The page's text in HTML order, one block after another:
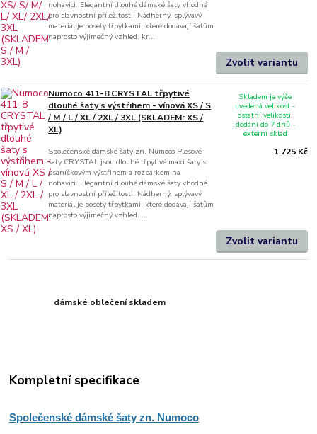
nohavici. Elegantní dlouhé dámské šaty vhodné
pro slavnostní příležitosti. Nádherný, splývavý
materiál je posetý třpytkami, které dodávají šatům
naprosto výjimečný vzhled. kr...
Zvolit variantu
Numoco 411-8 CRYSTAL třpytivé
dlouhé šaty s výstřihem - vínová XS / S
/ M / L / XL / 2XL / 3XL (SKLADEM: XS /
XL)
Společenské dámské šaty zn. Numoco Plesové
šaty CRYSTAL jsou dlouhé třpytivé maxi šaty s
psaníčkovým výstřihem a rozparkem na
nohavici. Elegantní dlouhé dámské šaty vhodné
pro slavnostní příležitosti. Nádherný, splývavý
materiál je posetý třpytkami, které dodávají šatům
naprosto výjimečný vzhled. ...
1 725 Kč
Skladem je výše
uvedená velikost -
ostatní velikosti:
dodání do 7 dnů -
externí sklad
Zvolit variantu
dámské oblečení skladem
Kompletní specifikace
Společenské dámské šaty zn. Numoco